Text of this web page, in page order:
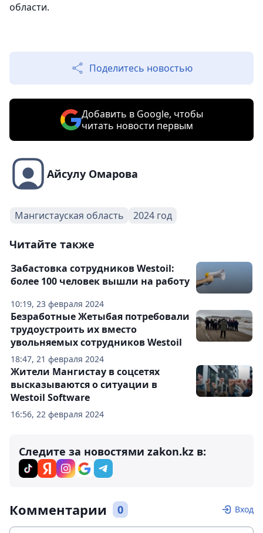
области.
Поделитесь новостью
Добавить в Google, чтобы
читать новости первым
Айсулу Омарова
Мангистауская область 2024 год
Читайте также
10:19, 23 февраля 2024
Забастовка сотрудников Westoil:
более 100 человек вышли на работу
18:47, 21 февраля 2024
Безработные Жетыбая потребовали
трудоустроить их вместо
увольняемых сотрудников Westoil
16:56, 22 февраля 2024
Жители Мангистау в соцсетях
высказываются о ситуации в
Westoil Software
Следите за новостями zakon.kz в:
Комментарии 0 Вход